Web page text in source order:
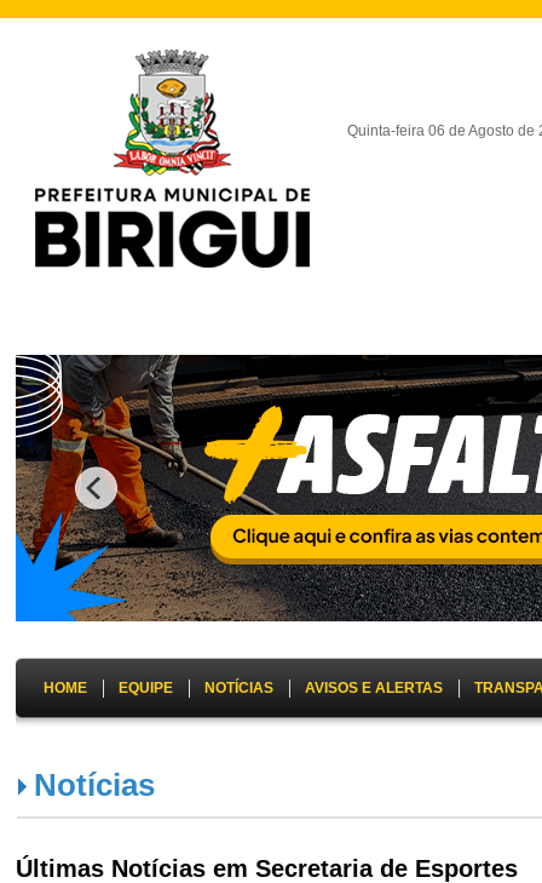
Quinta-feira 06 de Agosto de
HOME EQUIPE NOTÍCIAS AVISOS E ALERTAS
Notícias
Últimas Notícias em Secretaria de Esportes